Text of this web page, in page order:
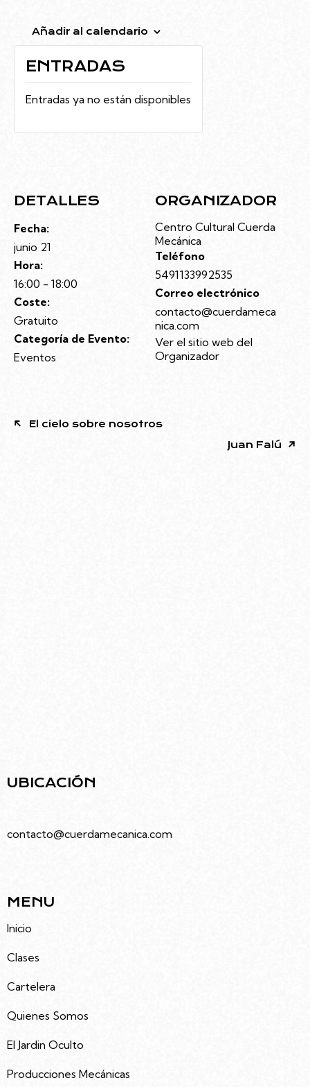
Añadir al calendario
DETALLES
Fecha:
junio 21
Hora:
16:00 - 18:00
Coste:
Gratuito
Categoría de Evento:
Eventos
ORGANIZADOR
Centro Cultural Cuerda
Mecánica
Teléfono
5491133992535
Correo electrónico
contacto@cuerdameca
nica.com
Ver el sitio web del
Organizador
ENTRADAS
Entradas ya no están disponibles
El cielo sobre nosotros
Juan Falú
UBICACIÓN
contacto@cuerdamecanica.com
MENU
Inicio
Clases
Cartelera
Quienes Somos
El Jardin Oculto
Producciones Mecánicas